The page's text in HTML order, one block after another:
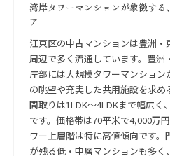
湾岸タワーマンションが象徴する
ア
江東区の中古マンションは豊洲
周辺で多く流通しています。豊
岸部には大規模タワーマンション
の眺望や充実した共用施設を求め
間取りは1LDK〜4LDKまで幅広く
です。価格帯は70平米で4,000万
ワー上層階は特に高値傾向です
が残る低・中層マンションも多